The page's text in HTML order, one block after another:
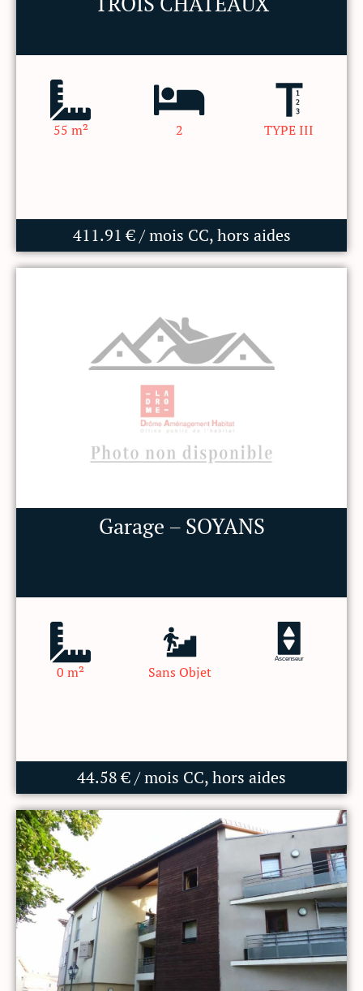
55 m² 2 TYPE III
411.91 € / mois CC, hors aides
Garage – SOYANS
0 m² Sans Objet
Ascenseur
44.58 € / mois CC, hors aides